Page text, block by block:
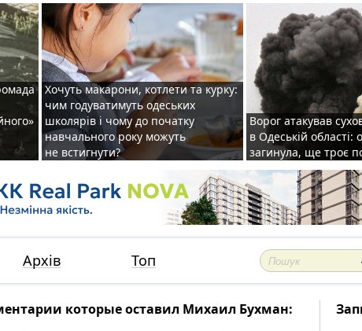
Хочуть макарони, котлети та курку:
чим годуватимуть одеських
школярів і чому до початку
навчального року можуть
не встигнути?
Ворог атакував
в Одеській
загинула, ще троє
Архів Топ
которые оставил Михаил Бухман: